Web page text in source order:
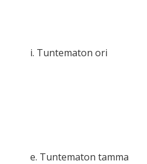
i. Tuntematon ori
e. Tuntematon tamma